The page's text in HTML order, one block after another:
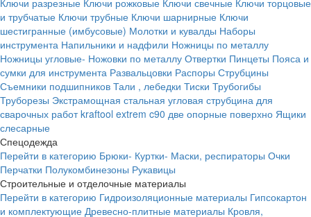
Ключи разрезные Ключи рожковые Ключи свечные Ключи торцовые
и трубчатые Ключи трубные Ключи шарнирные Ключи
шестигранные (имбусовые) Молотки и кувалды Наборы
инструмента Напильники и надфили Ножницы по металлу
Ножницы угловые- Ножовки по металлу Отвертки Пинцеты Пояса и
сумки для инструмента Развальцовки Распоры Струбцины
Съемники подшипников Тали , лебедки Тиски Трубогибы
Труборезы Экстрамощная стальная угловая струбцина для
сварочных работ kraftool extrem c90 две опорные поверхно Ящики
слесарные
Спецодежда
Перейти в категорию Брюки- Куртки- Маски, респираторы Очки
Перчатки Полукомбинезоны Рукавицы
Строительные и отделочные материалы
Перейти в категорию Гидроизоляционные материалы Гипсокартон
и комплектующие Древесно-плитные материалы Кровля,